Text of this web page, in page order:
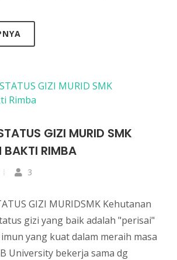
GIZI MURID SMK
BAKTI RIMBA
3
GIZI MURIDSMK Kehutanan
gizi yang baik adalah "perisai"
yang kuat dalam meraih masa
University bekerja sama dg